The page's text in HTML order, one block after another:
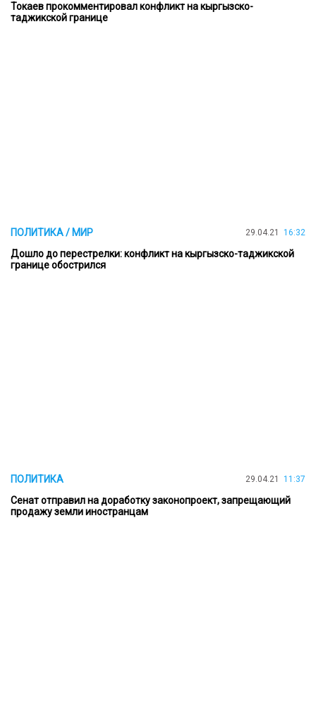
Токаев прокомментировал конфликт на кыргызско-
таджикской границе
ПОЛИТИКА / МИР 29.04.21 16:32
Дошло до перестрелки: конфликт на кыргызско-таджикской
границе обострился
ПОЛИТИКА 29.04.21 11:37
Сенат отправил на доработку законопроект, запрещающий
продажу земли иностранцам